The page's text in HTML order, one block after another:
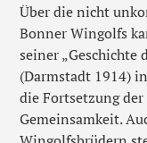
Über die nicht
Bonner Wingolfs
seiner
(Darmstadt 1914)
die Fortsetzung
Gemeinsamkeit.